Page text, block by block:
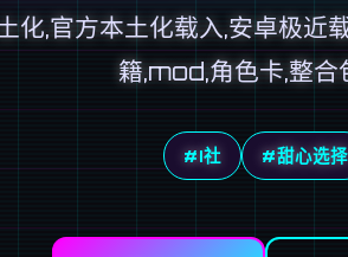
化,官方本土化载入,安卓极近
籍,mod,角色卡,整合
#I社 #甜心选择